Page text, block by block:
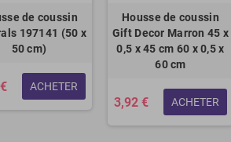
de coussin
197141 (50 x
50 cm)
ACHETER
Housse de coussin
Gift Decor Marron 45 x
0,5 x 45 cm 60 x 0,5 x
60 cm
3,92 € ACHETER